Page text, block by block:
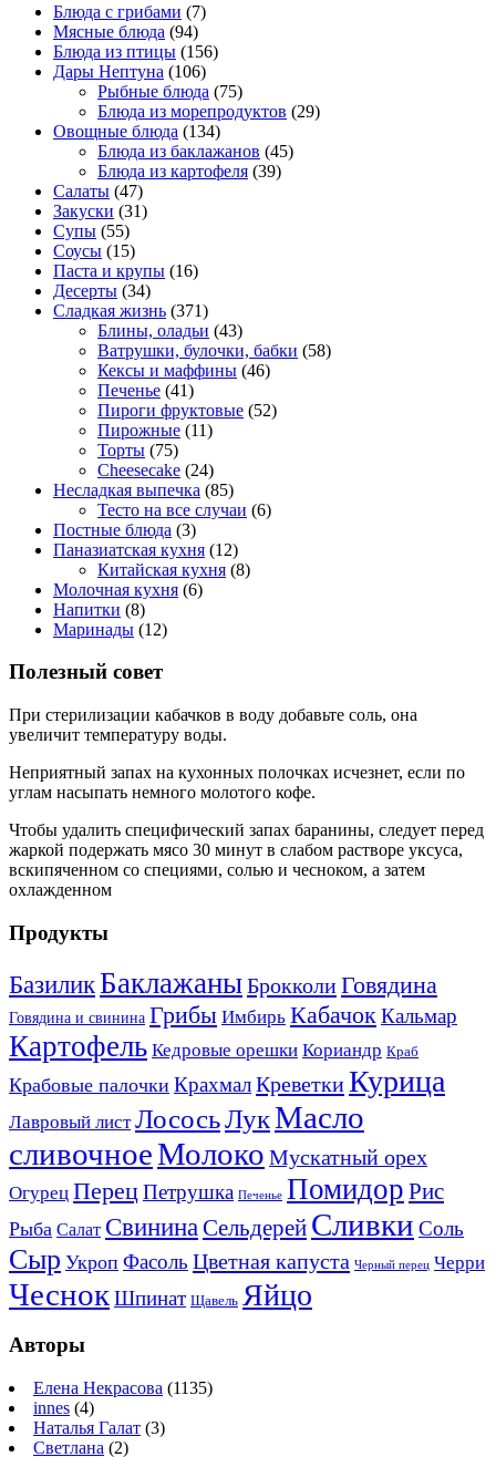
Блюда с грибами (7)
Мясные блюда (94)
Блюда из птицы (156)
Дары Нептуна (106)
Рыбные блюда (75)
Блюда из морепродуктов (29)
Овощные блюда (134)
Блюда из баклажанов (45)
Блюда из картофеля (39)
Салаты (47)
Закуски (31)
Супы (55)
Соусы (15)
Паста и крупы (16)
Десерты (34)
Сладкая жизнь (371)
Блины, оладьи (43)
Ватрушки, булочки, бабки (58)
Кексы и маффины (46)
Печенье (41)
Пироги фруктовые (52)
Пирожные (11)
Торты (75)
Cheesecake (24)
Несладкая выпечка (85)
Тесто на все случаи (6)
Постные блюда (3)
Паназиатская кухня (12)
Китайская кухня (8)
Молочная кухня (6)
Напитки (8)
Маринады (12)
Полезный совет
При стерилизации кабачков в воду добавьте соль, она
увеличит температуру воды.
Неприятный запах на кухонных полочках исчезнет, если по
углам насыпать немного молотого кофе.
Чтобы удалить специфический запах баранины, следует перед
жаркой подержать мясо 30 минут в слабом растворе уксуса,
вскипяченном со специями, солью и чесноком, а затем
охлажденном
Продукты
БазиликБаклажаныБрокколиГовядина
Говядина и свинина Грибы Имбирь Кабачок Кальмар
Картофель Кедровые орешки Кориандр Краб
Крабовые палочки КрахмалКреветкиКурица
Лавровый лист ЛососьЛукМасло
сливочноеМолоко Мускатный орех
Огурец ПерецПетрушка Печенье Помидор Рис
Рыба Салат Свинина Сельдерей Сливки Соль
Сыр Укроп Фасоль Цветная капуста Черный перец Черри
ЧеснокШпинат Щавель Яйцо
Авторы
Елена Некрасова (1135)
innes (4)
Наталья Галат (3)
Светлана (2)